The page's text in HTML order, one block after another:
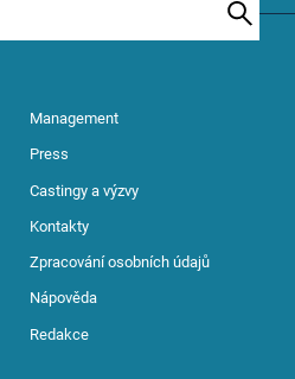
Management
Press
Castingy a výzvy
Kontakty
Zpracování osobních údajů
Nápověda
Redakce